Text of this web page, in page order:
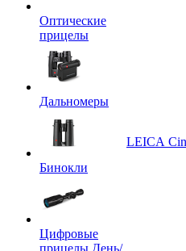
Оптические
прицелы
Дальномеры
Бинокли
Цифровые
прицелы День/
LEICA